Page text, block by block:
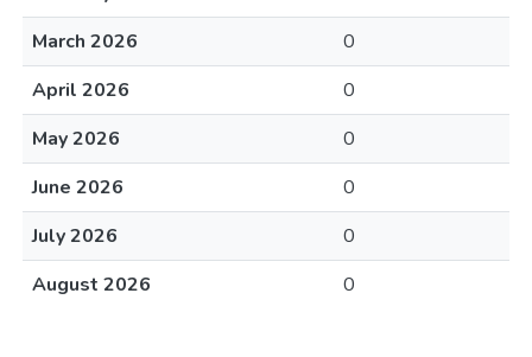
March 2026
0
April 2026
0
May 2026
0
June 2026
0
July 2026
0
August 2026
0